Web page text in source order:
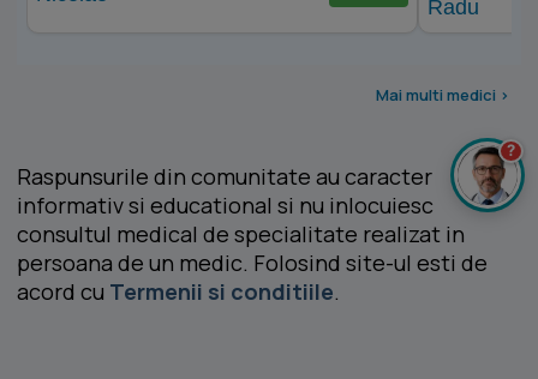
Mai multi medici >
Raspunsurile din comunitate au caracter
informativ si educational si nu inlocuiesc
consultul medical de specialitate realizat in
persoana de un medic. Folosind site-ul esti de
acord cu Termenii si conditiile.
?